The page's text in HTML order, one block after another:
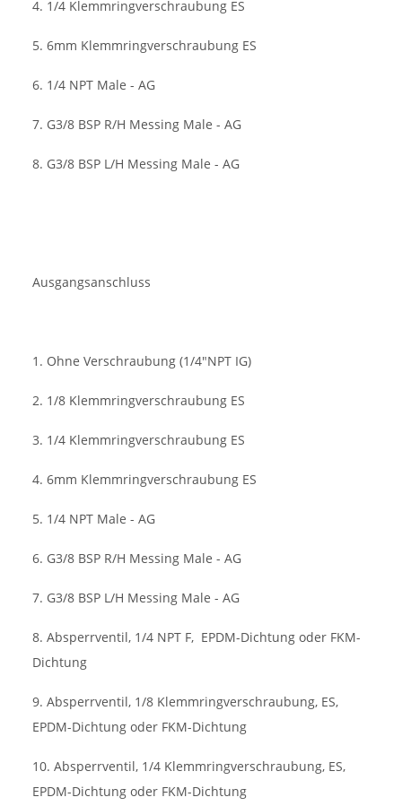
4. 1/4 Klemmringverschraubung ES
5. 6mm Klemmringverschraubung ES
6. 1/4 NPT Male - AG
7. G3/8 BSP R/H Messing Male - AG
8. G3/8 BSP L/H Messing Male - AG
Ausgangsanschluss
1. Ohne Verschraubung (1/4"NPT IG)
2. 1/8 Klemmringverschraubung ES
3. 1/4 Klemmringverschraubung ES
4. 6mm Klemmringverschraubung ES
5. 1/4 NPT Male - AG
6. G3/8 BSP R/H Messing Male - AG
7. G3/8 BSP L/H Messing Male - AG
8. Absperrventil, 1/4 NPT F, EPDM-Dichtung oder FKM-
Dichtung
9. Absperrventil, 1/8 Klemmringverschraubung, ES,
EPDM-Dichtung oder FKM-Dichtung
10. Absperrventil, 1/4 Klemmringverschraubung, ES,
EPDM-Dichtung oder FKM-Dichtung